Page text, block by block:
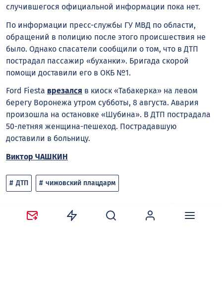
случившегося официальной информации пока нет.
По информации пресс-службы ГУ МВД по области,
обращений в полицию после этого происшествия не
было. Однако спасатели сообщили о том, что в ДТП
пострадал пассажир «буханки». Бригада скорой
помощи доставили его в ОКБ №1.
Ford Fiesta врезался в киоск «Табакерка» на левом
берегу Воронежа утром субботы, 8 августа. Авария
произошла на остановке «Шубина». В ДТП пострадала
50-летняя женщина-пешеход. Пострадавшую
доставили в больницу.
Виктор ЧАШКИН
ДТП чижовский плацдарм
ВКонтакте
Одноклассники,Дзен Max.